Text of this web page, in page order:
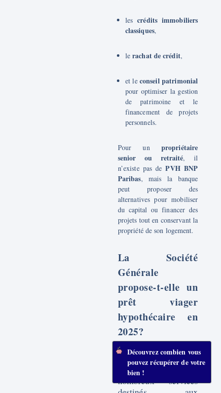
lescrédits immobiliers
classiques,
lerachat de crédit,
et le conseil patrimonial
pour optimiser la gestion
de patrimoine et le
financement de projets
personnels.
Pour un propriétaire
senior ou retraité, il
n’existe pas dePVH BNP
Paribas, mais la banque
peut proposer des
alternatives pour mobiliser
du capital ou financer des
projets tout en conservant la
propriété de son logement.
La Société
Générale
propose-t-elle un
prêt viager
hypothécaire en
2025?
LaSociété Générale,
bien que proposant de
nombreux services
Découvrez combien vous
pouvez récupérer de votre
bien !